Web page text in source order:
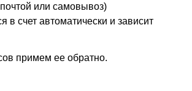
или самовывоз)
в счет автоматически и зависит
примем ее обратно.